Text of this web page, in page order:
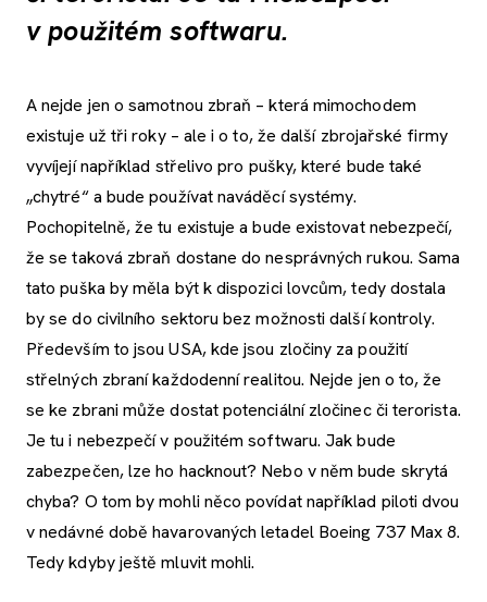
v použitém softwaru.
A nejde jen o samotnou zbraň – která mimochodem
existuje už tři roky – ale i o to, že další zbrojařské firmy
vyvíjejí například střelivo pro pušky, které bude také
„chytré“ a bude používat naváděcí systémy.
Pochopitelně, že tu existuje a bude existovat nebezpečí,
že se taková zbraň dostane do nesprávných rukou. Sama
tato puška by měla být k dispozici lovcům, tedy dostala
by se do civilního sektoru bez možnosti další kontroly.
Především to jsou USA, kde jsou zločiny za použití
střelných zbraní každodenní realitou. Nejde jen o to, že
se ke zbrani může dostat potenciální zločinec či terorista.
Je tu i nebezpečí v použitém softwaru. Jak bude
zabezpečen, lze ho hacknout? Nebo v něm bude skrytá
chyba? O tom by mohli něco povídat například piloti dvou
v nedávné době havarovaných letadel Boeing 737 Max 8.
Tedy kdyby ještě mluvit mohli.